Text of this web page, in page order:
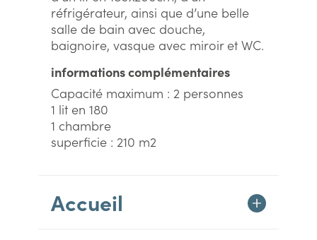
réfrigérateur, ainsi que d’une belle
salle de bain avec douche,
baignoire, vasque avec miroir et WC.
informations complémentaires
Capacité maximum : 2 personnes
1 lit en 180
1 chambre
superficie : 210 m2
Accueil